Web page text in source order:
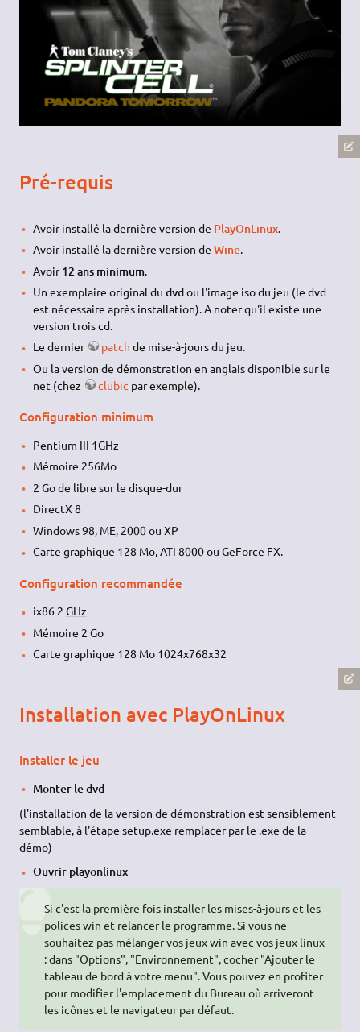
Pré-requis
Avoir installé la dernière version de PlayOnLinux.
Avoir installé la dernière version de Wine.
Avoir12 ans minimum.
Un exemplaire original du dvdou l'image iso du jeu (le dvd
est nécessaire après installation). A noter qu'il existe une
version trois cd.
Le dernier
patch de mise-à-jours du jeu.
Ou la version de démonstration en anglais disponible sur le
net (chez
clubic par exemple).
Configuration minimum
Pentium III 1GHz
Mémoire 256Mo
2 Go de libre sur le disque-dur
DirectX 8
Windows 98, ME, 2000 ou XP
Carte graphique 128 Mo, ATI 8000 ou GeForce FX.
Configuration recommandée
ix86 2 GHz
Mémoire 2 Go
Carte graphique 128 Mo 1024x768x32
Installation avec PlayOnLinux
Installer le jeu
Monter le dvd
(l'installation de la version de démonstration est sensiblement
semblable, à l'étape setup.exe remplacer par le .exe de la
démo)
Ouvrir playonlinux
Si c'est la première fois installer les mises-à-jours et les
polices win et relancer le programme. Si vous ne
souhaitez pas mélanger vos jeux win avec vos jeux linux
: dans "Options", "Environnement", cocher "Ajouter le
tableau de bord à votre menu". Vous pouvez en profiter
pour modifier l'emplacement du Bureau où arriveront
les icônes et le navigateur par défaut.